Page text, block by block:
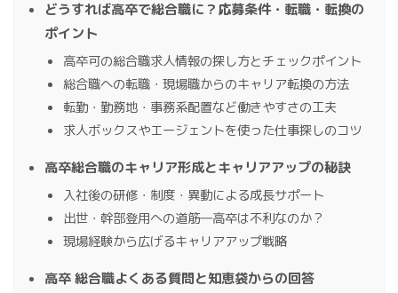
どうすれば高卒で総合職に？応募条件・転職・転換の
ポイント
高卒可の総合職求人情報の探し方とチェックポイント
総合職への転職・現場職からのキャリア転換の方法
転勤・勤務地・事務系配置など働きやすさの工夫
求人ボックスやエージェントを使った仕事探しのコツ
高卒総合職のキャリア形成とキャリアアップの秘訣
入社後の研修・制度・異動による成長サポート
出世・幹部登用への道筋―高卒は不利なのか？
現場経験から広げるキャリアアップ戦略
高卒 総合職よくある質問と知恵袋からの回答